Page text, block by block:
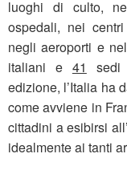
luoghi di culto,
ospedali, nei
negli aeroporti e
italiani e 41
sedi
edizione, l’Italia ha
come avviene in
cittadini a esibirsi
idealmente ai tanti